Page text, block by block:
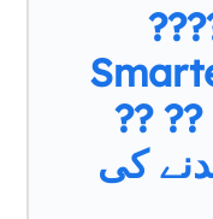
– مکمل
کی